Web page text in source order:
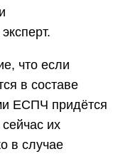
что если
в составе
ЕСПЧ придётся
их
в случае